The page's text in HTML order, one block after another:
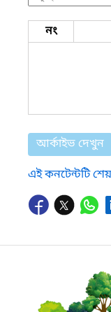
নং
আর্কাইভ দেখুন
এই কনটেন্টটি